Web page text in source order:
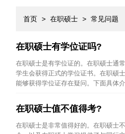
首页 > 在职硕士 > 常见问题
在职硕士有学位证吗?
在职硕士是有学位证的。在职硕士通
学生会获得正式的学位证书。在职硕
能够获得学位证存在疑问。下面具体
在职硕士值不值得考?
在职硕士是非常值得好的。在职硕士